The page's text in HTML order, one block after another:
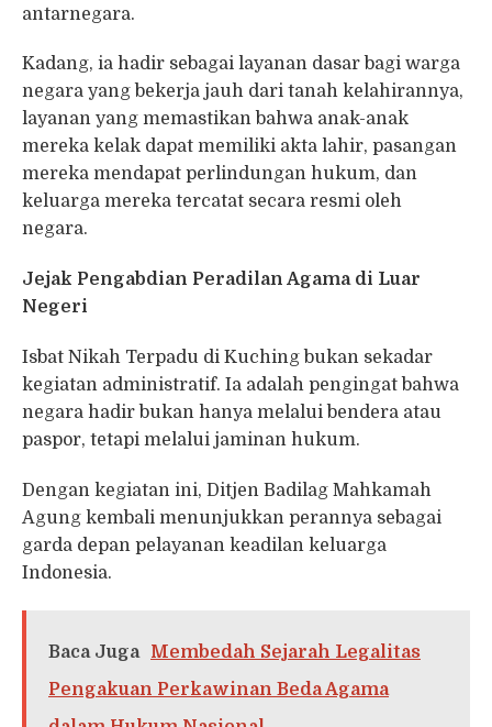
antarnegara.
Kadang, ia hadir sebagai layanan dasar bagi warga
negara yang bekerja jauh dari tanah kelahirannya,
layanan yang memastikan bahwa anak-anak
mereka kelak dapat memiliki akta lahir, pasangan
mereka mendapat perlindungan hukum, dan
keluarga mereka tercatat secara resmi oleh
negara.
Jejak Pengabdian Peradilan Agama di Luar
Negeri
Isbat Nikah Terpadu di Kuching bukan sekadar
kegiatan administratif. Ia adalah pengingat bahwa
negara hadir bukan hanya melalui bendera atau
paspor, tetapi melalui jaminan hukum.
Dengan kegiatan ini, Ditjen Badilag Mahkamah
Agung kembali menunjukkan perannya sebagai
garda depan pelayanan keadilan keluarga
Indonesia.
Baca Juga
Membedah Sejarah Legalitas
Pengakuan Perkawinan Beda Agama